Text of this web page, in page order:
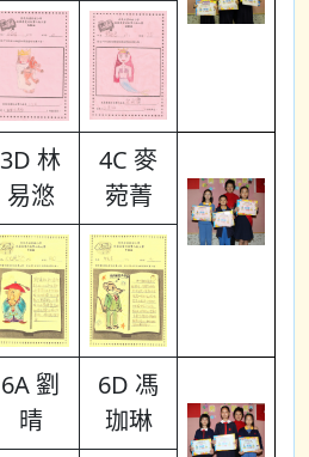
3D 林
易滺
4C 麥
菀菁
6A 劉
晴
6D 馮
珈琳